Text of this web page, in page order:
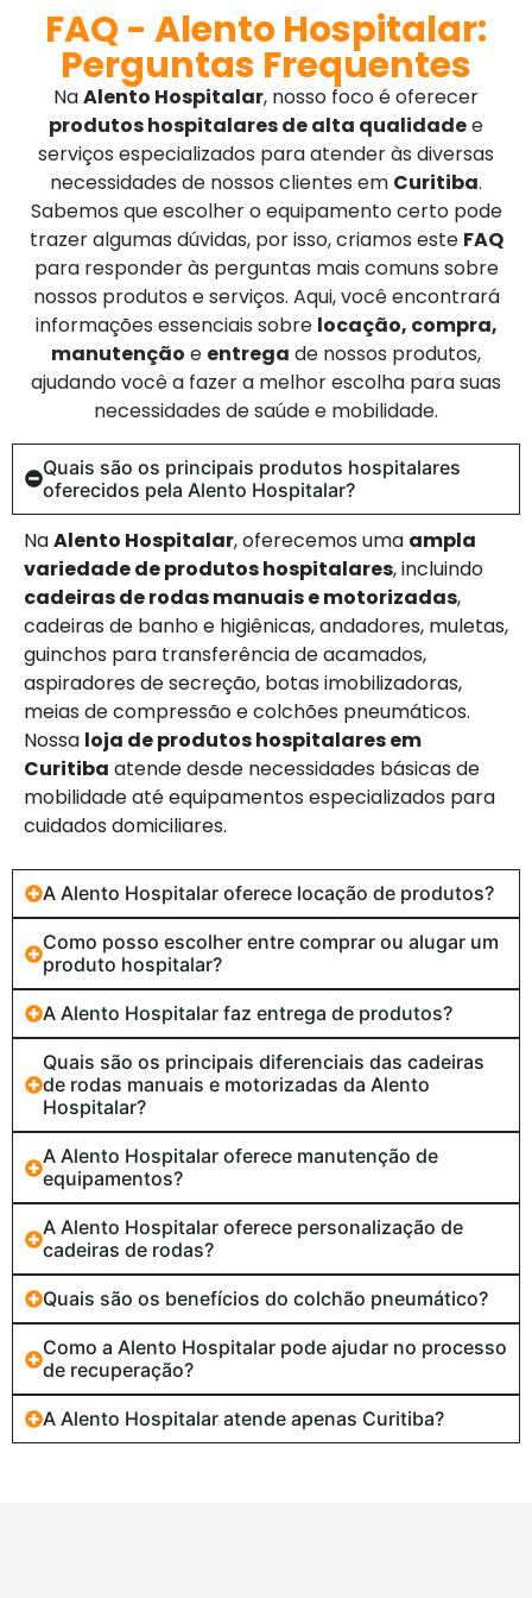
FAQ - Alento Hospitalar:
Perguntas Frequentes
NaAlento Hospitalar, nosso foco é oferecer
produtos hospitalares de alta qualidadee
serviços especializados para atender às diversas
necessidades de nossos clientes em Curitiba.
Sabemos que escolher o equipamento certo pode
trazer algumas dúvidas, por isso, criamos este FAQ
para responder às perguntas mais comuns sobre
nossos produtos e serviços. Aqui, você encontrará
informações essenciais sobre locação, compra,
manutenção e entrega de nossos produtos,
ajudando você a fazer a melhor escolha para suas
necessidades de saúde e mobilidade.
Quais são os principais produtos hospitalares
oferecidos pela Alento Hospitalar?
NaAlento Hospitalar, oferecemos uma ampla
variedade de produtos hospitalares, incluindo
cadeiras de rodas manuais e motorizadas,
cadeiras de banho e higiênicas, andadores, muletas,
guinchos para transferência de acamados,
aspiradores de secreção, botas imobilizadoras,
meias de compressão e colchões pneumáticos.
Nossa loja de produtos hospitalares em
Curitiba atende desde necessidades básicas de
mobilidade até equipamentos especializados para
cuidados domiciliares.
A Alento Hospitalar oferece locação de produtos?
Como posso escolher entre comprar ou alugar um
produto hospitalar?
A Alento Hospitalar faz entrega de produtos?
Quais são os principais diferenciais das cadeiras
de rodas manuais e motorizadas da Alento
Hospitalar?
A Alento Hospitalar oferece manutenção de
equipamentos?
A Alento Hospitalar oferece personalização de
cadeiras de rodas?
Quais são os benefícios do colchão pneumático?
Como a Alento Hospitalar pode ajudar no processo
de recuperação?
A Alento Hospitalar atende apenas Curitiba?